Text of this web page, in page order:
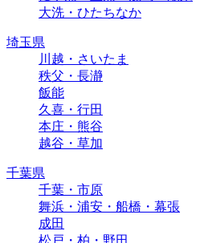
大洗・ひたちなか
埼玉県
川越・さいたま
秩父・長瀞
飯能
久喜・行田
本庄・熊谷
越谷・草加
千葉県
千葉・市原
舞浜・浦安・船橋・幕張
成田
松戸・柏・野田